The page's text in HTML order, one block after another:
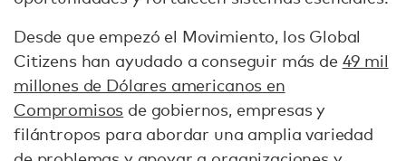
Desde que empezó el Movimiento, los Global
Citizens han ayudado a conseguir más de 49 mil
millones de Dólares americanos en
Compromisos de gobiernos, empresas y
filántropos para abordar una amplia variedad